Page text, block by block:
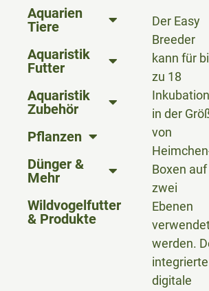
Aquarien
Tiere
Aquaristik
Futter
Aquaristik
Zubehör
Pflanzen
Dünger &
Mehr
Wildvogelfutter
& Produkte
Der Easy
Breeder
kann für
zu 18
in der
von
Boxen auf
zwei
Ebenen
werden.
integrierte
digitale